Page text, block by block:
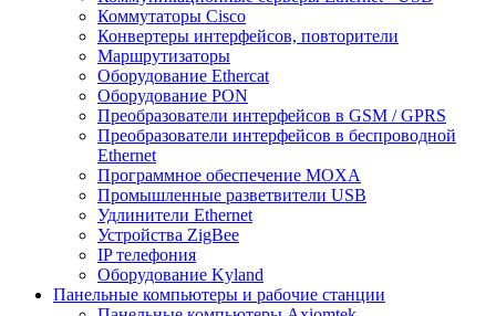
Коммутаторы Cisco
Конвертеры интерфейсов, повторители
Маршрутизаторы
Оборудование Ethercat
Оборудование PON
Преобразователи интерфейсов в GSM / GPRS
Преобразователи интерфейсов в беспроводной
Ethernet
Программное обеспечение MOXA
Промышленные разветвители USB
Удлинители Ethernet
Устройства ZigBee
IP телефония
Оборудование Kyland
Панельные компьютеры и рабочие станции